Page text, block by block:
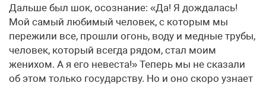
Дальше был шок, осознание: «Да! Я дождалась!
Мой самый любимый человек, с которым мы
пережили все, прошли огонь, воду и медные трубы,
человек, который всегда рядом, стал моим
женихом. А я его невеста!» Теперь мы не сказали
об этом только государству. Но и оно скоро узнает